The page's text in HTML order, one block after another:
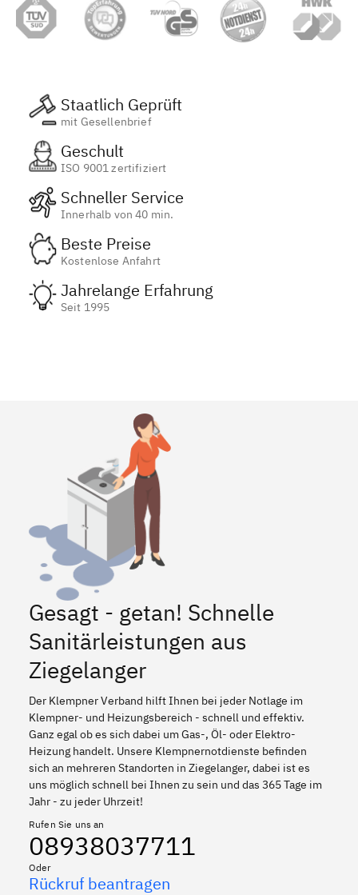
Staatlich Geprüft
mit Gesellenbrief
Geschult
ISO 9001 zertifiziert
Schneller Service
Innerhalb von 40 min.
Beste Preise
Kostenlose Anfahrt
Jahrelange Erfahrung
Seit 1995
Gesagt - getan! Schnelle
Sanitärleistungen aus
Ziegelanger
Der Klempner Verband hilft Ihnen bei jeder Notlage im
Klempner- und Heizungsbereich - schnell und effektiv.
Ganz egal ob es sich dabei um Gas-, Öl- oder Elektro-
Heizung handelt. Unsere Klempnernotdienste befinden
sich an mehreren Standorten in Ziegelanger, dabei ist es
uns möglich schnell bei Ihnen zu sein und das 365 Tage im
Jahr - zu jeder Uhrzeit!
Rufen Sie uns an
08938037711
Oder
Rückruf beantragen